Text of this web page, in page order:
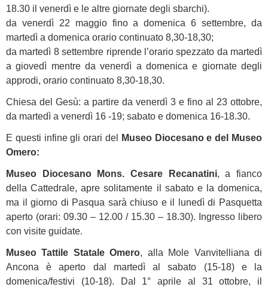
18.30 il venerdì e le altre giornate degli sbarchi).
da venerdì 22 maggio fino a domenica 6 settembre, da
martedì a domenica orario continuato 8,30-18,30;
da martedì 8 settembre riprende l’orario spezzato da martedì
a giovedì mentre da venerdì a domenica e giornate degli
approdi, orario continuato 8,30-18,30.
Chiesa del Gesù: a partire da venerdì 3 e fino al 23 ottobre,
da martedì a venerdì 16 -19; sabato e domenica 16-18.30.
E questi infine gli orari del
Museo Diocesano e del Museo
Omero:
Museo Diocesano Mons. Cesare Recanatini, a fianco
della Cattedrale, apre solitamente il sabato e la domenica,
ma il giorno di Pasqua sarà chiuso e il lunedì di Pasquetta
aperto (orari: 09.30 – 12.00 / 15.30 – 18.30). Ingresso libero
con visite guidate.
Museo Tattile Statale Omero, alla Mole Vanvitelliana di
Ancona è aperto dal martedì al sabato (15-18) e la
domenica/festivi (10-18). Dal 1° aprile al 31 ottobre, il